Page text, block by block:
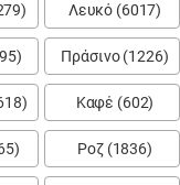
Λευκό (6017)
Πράσινο (1226)
Καφέ (602)
Ροζ (1836)